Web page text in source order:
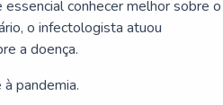
conhecer melhor sobre o
o infectologista atuou
a doença.
pandemia.